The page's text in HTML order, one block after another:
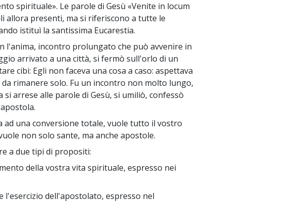
spirituale». Le parole di Gesù «Venite in locum
allora presenti, ma si riferiscono a tutte le
istituì la santissima Eucarestia.
l'anima, incontro prolungato che può avvenire in
arrivato a una città, si fermò sull'orlo di un
cibi: Egli non faceva una cosa a caso: aspettava
rimanere solo. Fu un incontro non molto lungo,
arrese alle parole di Gesù, si umiliò, confessò
ad una conversione totale, vuole tutto il vostro
non solo sante, ma anche apostole.
a due tipi di propositi:
della vostra vita spirituale, espresso nei
l'esercizio dell'apostolato, espresso nel